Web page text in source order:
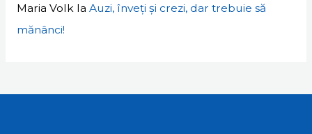
Maria Volkla Auzi, înveți și crezi, dar trebuie să
mănânci!